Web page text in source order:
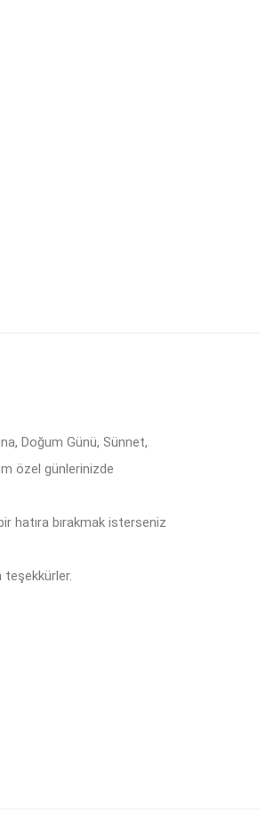
Doğum Günü, Sünnet,
özel günlerinizde
hatıra bırakmak isterseniz